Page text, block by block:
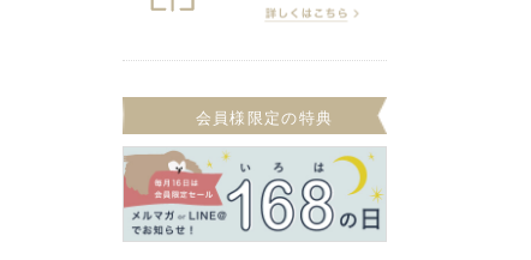
会員様限定の特典